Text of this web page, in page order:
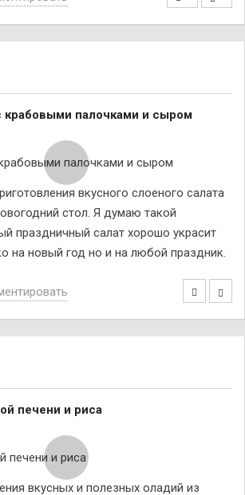
крабовыми палочками и сыром
вкусного слоеного салата
стол. Я думаю такой
праздничный салат хорошо украсит
на новый год но и на любой праздник.
печени и риса
вкусных и полезных оладий из